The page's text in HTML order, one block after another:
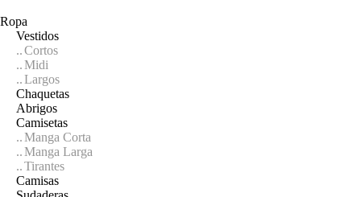
Ropa
Vestidos
Cortos
Midi
Largos
Chaquetas
Abrigos
Camisetas
Manga Corta
Manga Larga
Tirantes
Camisas